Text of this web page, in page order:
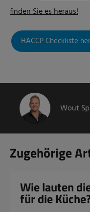
finden Sie es heraus!
HACCP Checkliste
Wout
Zugehörige
Wie lauten
für die